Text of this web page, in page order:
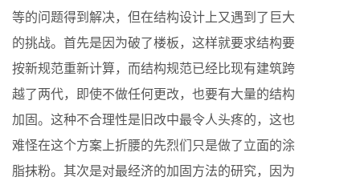
等的问题得到解决，但在结构设计上又遇到了巨大
的挑战。首先是因为破了楼板，这样就要求结构要
按新规范重新计算，而结构规范已经比现有建筑跨
越了两代，即使不做任何更改，也要有大量的结构
加固。这种不合理性是旧改中最令人头疼的，这也
难怪在这个方案上折腰的先烈们只是做了立面的涂
脂抹粉。其次是对最经济的加固方法的研究，因为